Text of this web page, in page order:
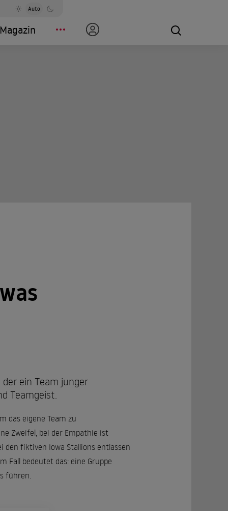
Auto
Magazin
ein Team junger
Teamgeist.
das eigene Team zu
Zweifel, bei der Empathie ist
den fiktiven Iowa Stallions entlassen
Fall bedeutet das: eine Gruppe
führen.